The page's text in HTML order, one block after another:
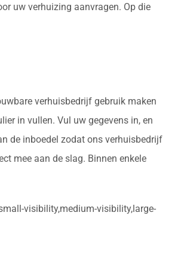
uw verhuizing aanvragen. Op die
verhuisbedrijf gebruik maken
in vullen. Vul uw gegevens in, en
de inboedel zodat ons verhuisbedrijf
mee aan de slag. Binnen enkele
visibility,medium-visibility,large-